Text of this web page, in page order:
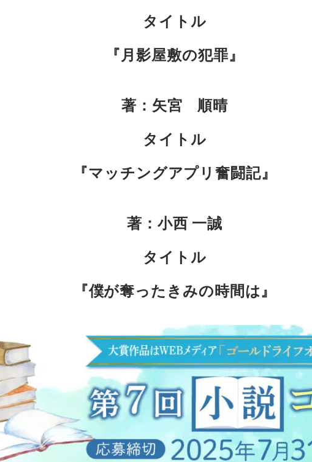
タイトル
『月影屋敷の犯罪』
著：矢宮 順晴
タイトル
『マッチングアプリ奮闘記』
著：小西 一誠
タイトル
『僕が奪ったきみの時間は』